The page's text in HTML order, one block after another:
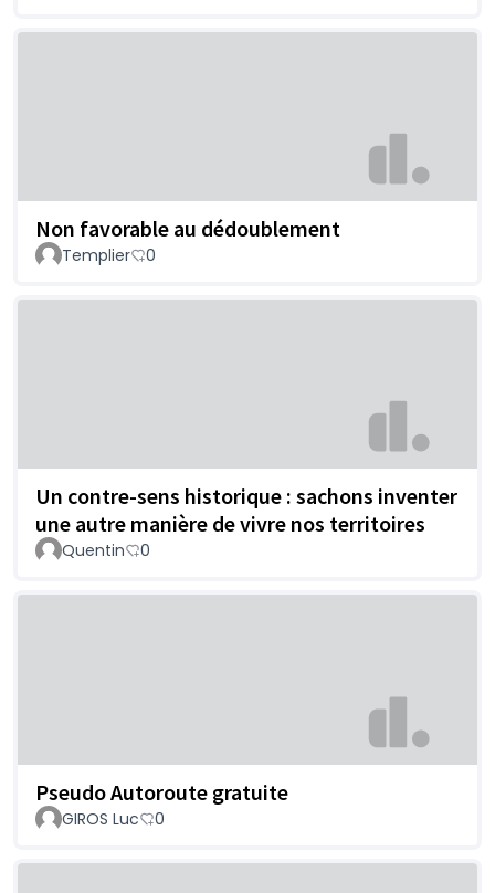
Non favorable au dédoublement
Templier 0
Un contre-sens historique : sachons inventer
une autre manière de vivre nos territoires
Quentin 0
Pseudo Autoroute gratuite
GIROS Luc 0